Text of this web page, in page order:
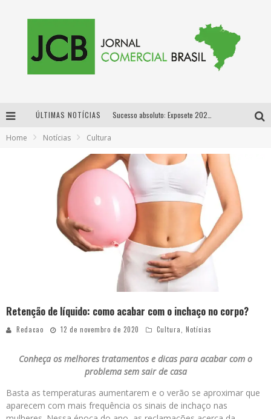
ÚLTIMAS NOTÍCIAS
Designer mineira lança jogo educativo sobre coleta seletiva na maior feira de jogos de tabuleiro da América Latina
Proibida anuncia retorno da Puro Malte Extra e consolida trajetória de democratização cervejeira no Brasil
Home Notícias Cultura
Retenção de líquido: como acabar com o inchaço no corpo?
Redacao 12 de novembro de 2020 Cultura, Notícias
Conheça os melhores tratamentos e dicas para acabar com o
problema sem sair de casa
Basta as temperaturas aumentarem e o verão se aproximar que
aparecem com mais frequência os sinais de inchaço nas